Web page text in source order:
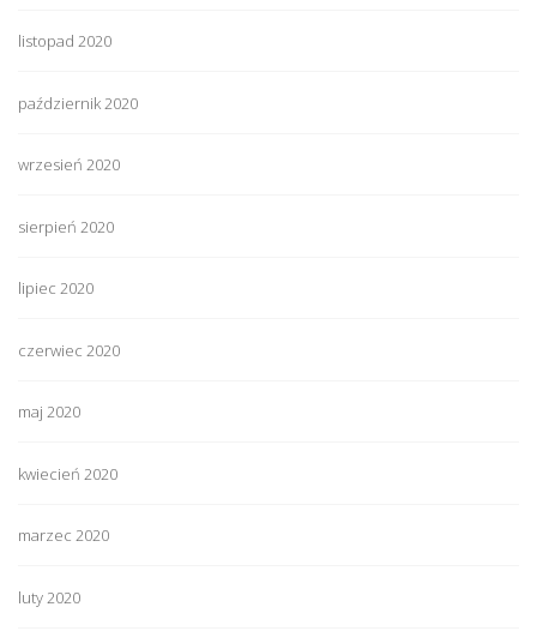
listopad 2020
październik 2020
wrzesień 2020
sierpień 2020
lipiec 2020
czerwiec 2020
maj 2020
kwiecień 2020
marzec 2020
luty 2020